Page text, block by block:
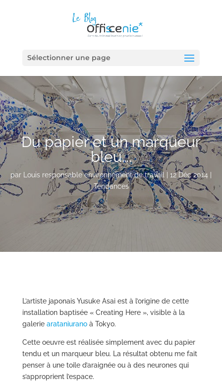
Sélectionner une page
Du papier et un marqueur
bleu….
par Louis responsable environnement de travail 12 Déc 2014
Tendances
L’artiste japonais Yusuke Asai est à l’origine de cette
installation baptisée « Creating Here », visible à la
galerie arataniuranoà Tokyo.
Cette oeuvre est réalisée simplement avec du papier
tendu et un marqueur bleu. La résultat obtenu me fait
penser à une toile d’araignée ou à des neurones qui
s’approprient l’espace.